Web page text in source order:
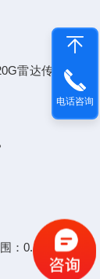
雷达传感器模
0.1-10m，测
电话咨询